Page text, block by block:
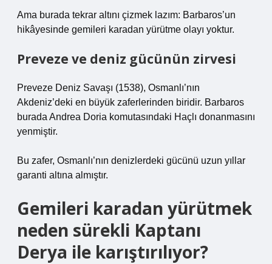
Ama burada tekrar altını çizmek lazım: Barbaros’un
hikâyesinde gemileri karadan yürütme olayı yoktur.
Preveze ve deniz gücünün zirvesi
Preveze Deniz Savaşı (1538), Osmanlı’nın
Akdeniz’deki en büyük zaferlerinden biridir. Barbaros
burada Andrea Doria komutasındaki Haçlı donanmasını
yenmiştir.
Bu zafer, Osmanlı’nın denizlerdeki gücünü uzun yıllar
garanti altına almıştır.
Gemileri karadan yürütmek
neden sürekli Kaptanı
Derya ile karıştırılıyor?